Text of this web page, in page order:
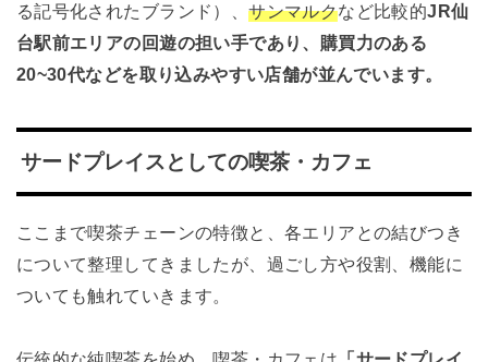
る記号化されたブランド）、サンマルクなど比較的JR仙
台駅前エリアの回遊の担い手であり、購買力のある
20~30代などを取り込みやすい店舗が並んでいます。
サードプレイスとしての喫茶・カフェ
ここまで喫茶チェーンの特徴と、各エリアとの結びつき
について整理してきましたが、過ごし方や役割、機能に
ついても触れていきます。